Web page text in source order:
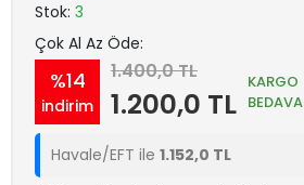
Stok: 3
Çok Al Az Öde:
%14
indirim
1.400,0 TL
1.200,0 TL
KARGO
BEDAVA
Havale/EFT ile 1.152,0 TL